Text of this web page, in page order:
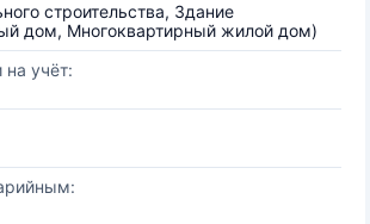
строительства, Здание
дом, Многоквартирный жилой дом)
на учёт: